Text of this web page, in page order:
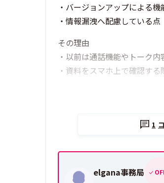
・バージョンアップによる
・情報漏洩へ配慮している点
その理由
・以前は通話機能やトーク
・資料をスマホ上で確認す
1
elgana事務局